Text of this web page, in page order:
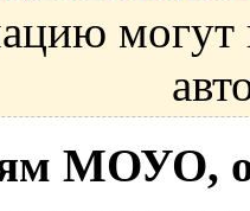
могут
МОУО,